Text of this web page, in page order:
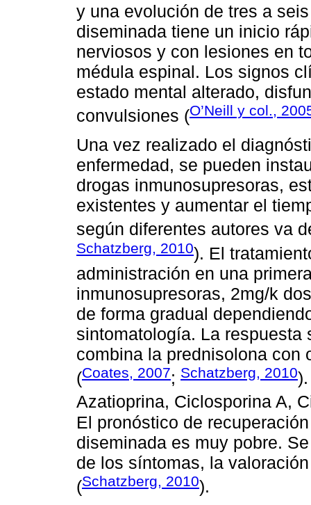
y una evolución de tres a
diseminada tiene un inicio
nerviosos y con lesiones en
médula espinal. Los signos
estado mental alterado,
convulsiones (O’Neill y col.,
Una vez realizado el
enfermedad, se pueden
drogas inmunosupresoras,
existentes y aumentar el
según diferentes autores va
Schatzberg, 2010). El
administración en una
inmunosupresoras, 2mg/k
de forma gradual
sintomatología. La
combina la prednisolona con
(Coates, 2007; Schatzberg, 2010
Azatioprina, Ciclosporina A,
El pronóstico de
diseminada es muy pobre.
de los síntomas, la
(Schatzberg, 2010).